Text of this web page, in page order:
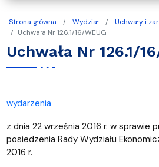
Strona główna Wydział
Uchwały i
Uchwała Nr 126.1/16/WEUG
Uchwała Nr 126.1/
wydarzenia
z dnia 22 września 2016 r. w sprawie
posiedzenia Rady Wydziału
2016 r.